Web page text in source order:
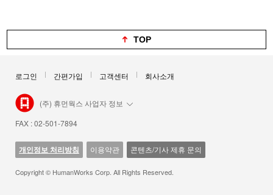
TOP
로그인 간편가입 고객센터 회사소개
(주) 휴먼웍스 사업자 정보
FAX : 02-501-7894
개인정보 처리방침 이용약관 콘텐츠/기사 제휴 문의
Copyright © HumanWorks Corp. All Rights Reserved.